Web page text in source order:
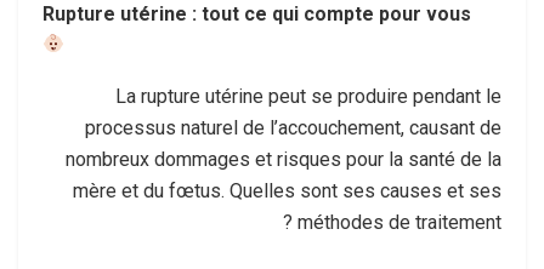
Rupture utérine : tout ce qui compte pour vous
La rupture utérine peut se produire pendant le
processus naturel de l’accouchement, causant de
nombreux dommages et risques pour la santé de la
mère et du fœtus. Quelles sont ses causes et ses
méthodes de traitement ?